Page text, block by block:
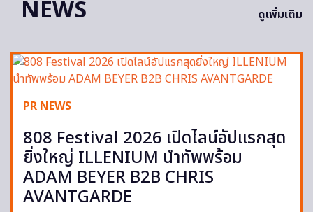
NEWS ดูเพิ่มเติม
PR NEWS
808 Festival 2026 เปิดไลน์อัปแรกสุด
ยิ่งใหญ่ ILLENIUM นำทัพพร้อม
ADAM BEYER B2B CHRIS
AVANTGARDE